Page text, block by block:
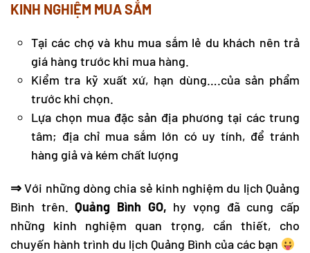
KINH NGHIỆM MUA SẮM
Tại các chợ và khu mua sắm lẻ du khách nên trả
giá hàng trước khi mua hàng.
Kiểm tra kỹ xuất xứ, hạn dùng….của sản phẩm
trước khi chọn.
Lựa chọn mua đặc sản địa phương tại các trung
tâm; địa chỉ mua sắm lớn có uy tính, để tránh
hàng giả và kém chất lượng
⇒Với những dòng chia sẻ kinh nghiệm du lịch Quảng
Bình trên.Quảng Bình GO, hy vọng đã cung cấp
những kinh nghiệm quan trọng, cần thiết, cho
chuyến hành trình du lịch Quảng Bình của các bạn